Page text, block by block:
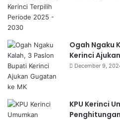
Ogah Ngaku
Kerinci
December 9,
KPU Kerinci